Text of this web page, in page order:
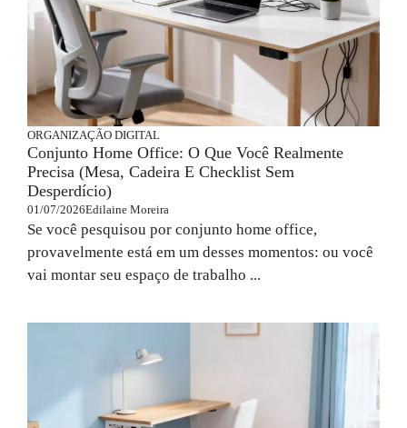
ORGANIZAÇÃO DIGITAL
Conjunto Home Office: O Que Você Realmente
Precisa (mesa, Cadeira E Checklist Sem
Desperdício)
01/07/2026Edilaine Moreira
Se você pesquisou por conjunto home office,
provavelmente está em um desses momentos: ou você
vai montar seu espaço de trabalho ...